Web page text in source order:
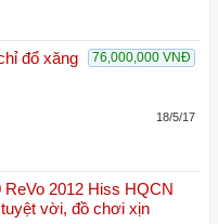
76,000,000 VNĐ
đổ xăng
18/5/17
2012 Hiss HQCN
vời, đồ chơi xịn